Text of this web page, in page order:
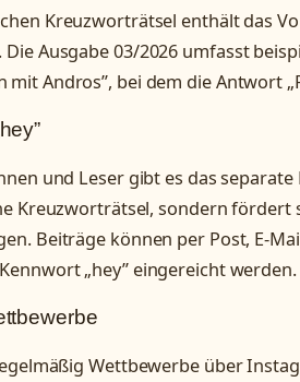
Kreuzworträtsel enthält das
Ausgabe 03/2026 umfasst
mit Andros”, bei dem die Antwort
und Leser gibt es das separate
Kreuzworträtsel, sondern fördert
Beiträge können per Post, E-
„hey” eingereicht werden.
Wettbewerbe über